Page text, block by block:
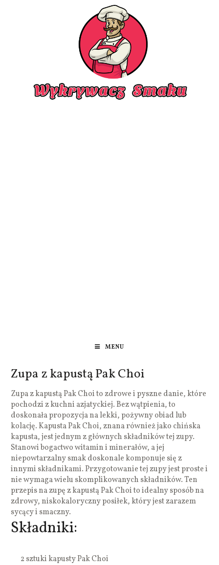
MENU
Zupa z kapustą Pak Choi
Zupa z kapustą Pak Choi to zdrowe i pyszne danie, które
pochodzi z kuchni azjatyckiej. Bez wątpienia, to
doskonała propozycja na lekki, pożywny obiad lub
kolację. Kapusta Pak Choi, znana również jako chińska
kapusta, jest jednym z głównych składników tej zupy.
Stanowi bogactwo witamin i minerałów, a jej
niepowtarzalny smak doskonale komponuje się z
innymi składnikami. Przygotowanie tej zupy jest proste i
nie wymaga wielu skomplikowanych składników. Ten
przepis na zupę z kapustą Pak Choi to idealny sposób na
zdrowy, niskokaloryczny posiłek, który jest zarazem
sycący i smaczny.
Składniki:
2 sztuki kapusty Pak Choi